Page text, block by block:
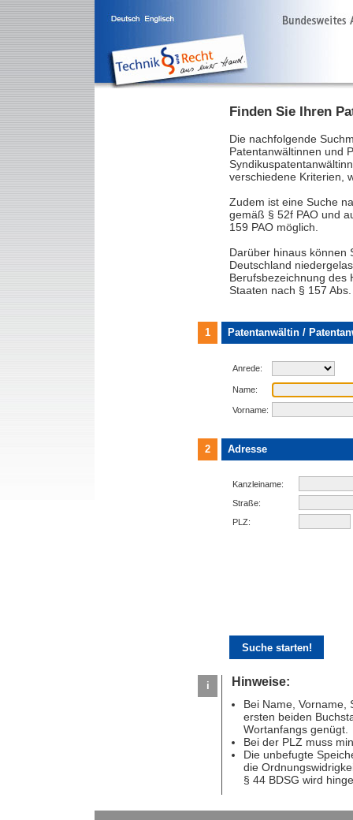
Finden Sie Ihren
Die nachfolgende
Patentanwältinnen und
verschiedene Kriterien,
Zudem ist eine Suche
gemäß § 52f PAO und
159 PAO möglich.
Darüber hinaus können
Deutschland
Berufsbezeichnung des
Staaten nach § 157
1 Patentanwältin /
Anrede:
Name:
Vorname:
2 Adresse
Kanzleiname:
Straße:
PLZ:
i Hinweise:
Bei Name, Vorname,
ersten beiden
Wortanfangs genügt.
Bei der PLZ muss
Die unbefugte
die
§ 44 BDSG wird